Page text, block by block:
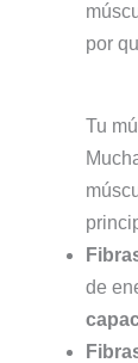
por
Tu
de